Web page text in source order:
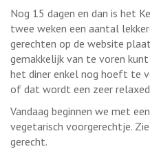
Nog 15 dagen en dan is het
twee weken een aantal
gerechten op de website
gemakkelijk van te voren
het diner enkel nog hoeft te
of dat wordt een zeer relaxed
Vandaag beginnen we met
vegetarisch voorgerechtje.
gerecht.